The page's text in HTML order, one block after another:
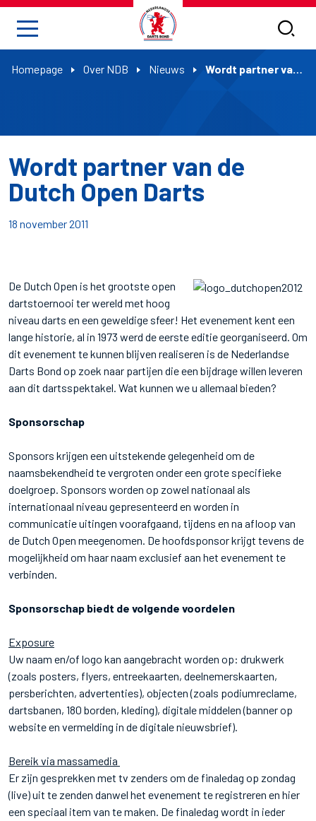
Homepage Over NDB Nieuws Wordt partner van de Dutch Open Darts
Wordt partner van de
Dutch Open Darts
18 november 2011
De Dutch Open is het grootste open
dartstoernooi ter wereld met hoog
niveau darts en een geweldige sfeer! Het evenement kent een
lange historie, al in 1973 werd de eerste editie georganiseerd. Om
dit evenement te kunnen blijven realiseren is de Nederlandse
Darts Bond op zoek naar partijen die een bijdrage willen leveren
aan dit dartsspektakel. Wat kunnen we u allemaal bieden?
Sponsorschap
Sponsors krijgen een uitstekende gelegenheid om de
naamsbekendheid te vergroten onder een grote specifieke
doelgroep. Sponsors worden op zowel nationaal als
internationaal niveau gepresenteerd en worden in
communicatie uitingen voorafgaand, tijdens en na afloop van
de Dutch Open meegenomen. De hoofdsponsor krijgt tevens de
mogelijkheid om haar naam exclusief aan het evenement te
verbinden.
Sponsorschap biedt de volgende voordelen
Exposure
Uw naam en/of logo kan aangebracht worden op: drukwerk
(zoals posters, flyers, entreekaarten, deelnemerskaarten,
persberichten, advertenties), objecten (zoals podiumreclame,
dartsbanen, 180 borden, kleding), digitale middelen (banner op
website en vermelding in de digitale nieuwsbrief).
Bereik via massamedia
Er zijn gesprekken met tv zenders om de finaledag op zondag
(live) uit te zenden danwel het evenement te registreren en hier
een speciaal item van te maken. De finaledag wordt in ieder